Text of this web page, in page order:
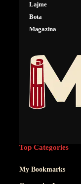
Lajme
Bota
Magazina
Top Categories
My Bookmarks